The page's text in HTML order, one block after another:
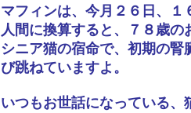
マフィンは、今月２６日、１
人間に換算すると、７８歳の
シニア猫の宿命で、初期の
び跳ねていますよ。
いつもお世話になっている